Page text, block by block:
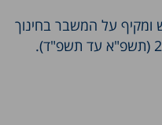
על המשבר בחינוך
המיוחד בשנים 2020 עד 2024 (תשפ"א עד תשפ"ד).